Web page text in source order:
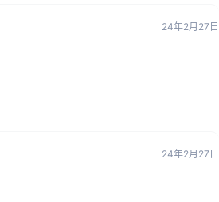
24年2月27日
24年2月27日